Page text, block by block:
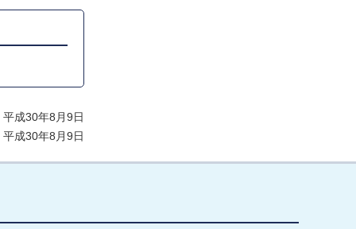
成30年8月9日
成30年8月9日